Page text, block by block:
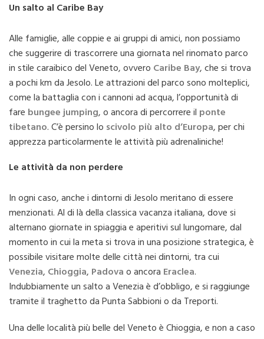
Un salto al Caribe Bay
Alle famiglie, alle coppie e ai gruppi di amici, non possiamo
che suggerire di trascorrere una giornata nel rinomato parco
in stile caraibico del Veneto, ovvero Caribe Bay, che si trova
a pochi km da Jesolo. Le attrazioni del parco sono molteplici,
come la battaglia con i cannoni ad acqua, l’opportunità di
fare bungee jumping, o ancora di percorrere il ponte
tibetano. C’è persino lo scivolo più alto d’Europa, per chi
apprezza particolarmente le attività più adrenaliniche!
Le attività da non perdere
In ogni caso, anche i dintorni di Jesolo meritano di essere
menzionati. Al di là della classica vacanza italiana, dove si
alternano giornate in spiaggia e aperitivi sul lungomare, dal
momento in cui la meta si trova in una posizione strategica, è
possibile visitare molte delle città nei dintorni, tra cui
Venezia, Chioggia, Padovao ancora Eraclea.
Indubbiamente un salto a Venezia è d’obbligo, e si raggiunge
tramite il traghetto da Punta Sabbioni o da Treporti.
Una delle località più belle del Veneto è Chioggia, e non a caso